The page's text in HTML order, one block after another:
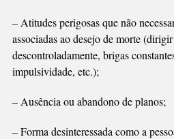
– Atitudes perigosas que não
associadas ao desejo de morte
descontroladamente, brigas
impulsividade, etc.);
– Ausência ou abandono de planos;
– Forma desinteressada como a